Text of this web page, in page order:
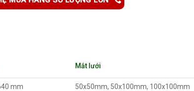
Mắt lưới
mm 50x50mm, 50x100mm, 100x100mm